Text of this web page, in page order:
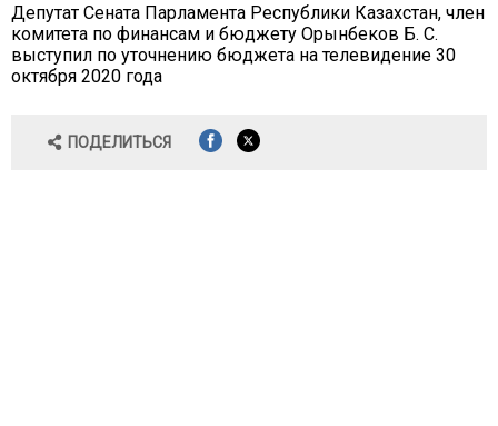
Депутат Сената Парламента Республики Казахстан, член
комитета по финансам и бюджету Орынбеков Б. С.
выступил по уточнению бюджета на телевидение 30
октября 2020 года
ПОДЕЛИТЬСЯ